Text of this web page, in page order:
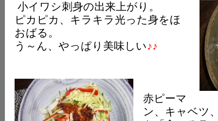
小イワシ刺身の出来上がり。
ピカピカ、キラキラ光った身をほ
おばる。
う～ん、やっぱり美味しい♪♪
赤ピーマ
ン、キャベツ